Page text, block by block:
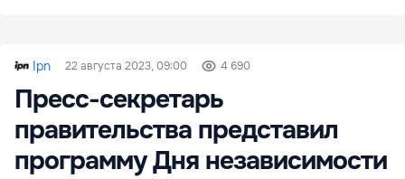
Ipn 22 августа 2023, 09:00 4 690
Пресс-секретарь
правительства представил
программу Дня независимости